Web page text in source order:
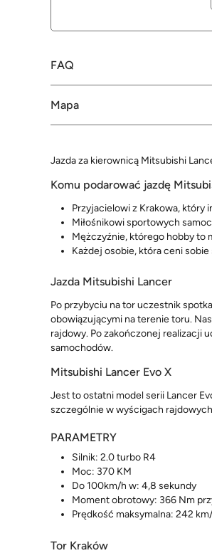
FAQ
Mapa
Jazda za kierownicą Mitsubishi
Komu podarować jazdę
Przyjacielowi z Krakowa, który
Miłośnikowi sportowych
Mężczyźnie, którego hobby to
Każdej osobie, która ceni
Jazda Mitsubishi Lancer
Po przybyciu na tor uczestnik
obowiązującymi na terenie toru.
rajdowy. Po zakończonej realizacji
samochodów.
Mitsubishi Lancer Evo X
Jest to ostatni model serii Lancer
szczególnie w wyścigach
PARAMETRY
Silnik: 2.0 turbo R4
Moc: 370 KM
Do 100km/h w: 4,8 sekundy
Moment obrotowy: 366 Nm
Prędkość maksymalna: 242
Tor Kraków